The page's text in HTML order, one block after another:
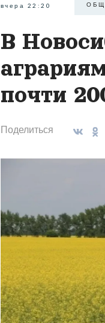
вчера 22:20
В
почти
Поделиться